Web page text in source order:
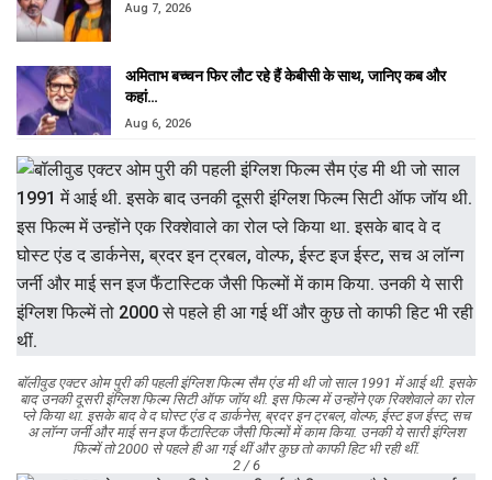
Aug 7, 2026
अमिताभ बच्चन फिर लौट रहे हैं केबीसी के साथ, जानिए कब और
कहां…
Aug 6, 2026
बॉलीवुड एक्टर ओम पुरी की पहली इंग्लिश फिल्म सैम एंड मी थी जो साल 1991 में आई थी. इसके
बाद उनकी दूसरी इंग्लिश फिल्म सिटी ऑफ जॉय थी. इस फिल्म में उन्होंने एक रिक्शेवाले का रोल
प्ले किया था. इसके बाद वे द घोस्ट एंड द डार्कनेस, ब्रदर इन ट्रबल, वोल्फ, ईस्ट इज ईस्ट, सच
अ लॉन्ग जर्नी और माई सन इज फैंटास्टिक जैसी फिल्मों में काम किया. उनकी ये सारी इंग्लिश
फिल्में तो 2000 से पहले ही आ गई थीं और कुछ तो काफी हिट भी रही थीं.
2 / 6